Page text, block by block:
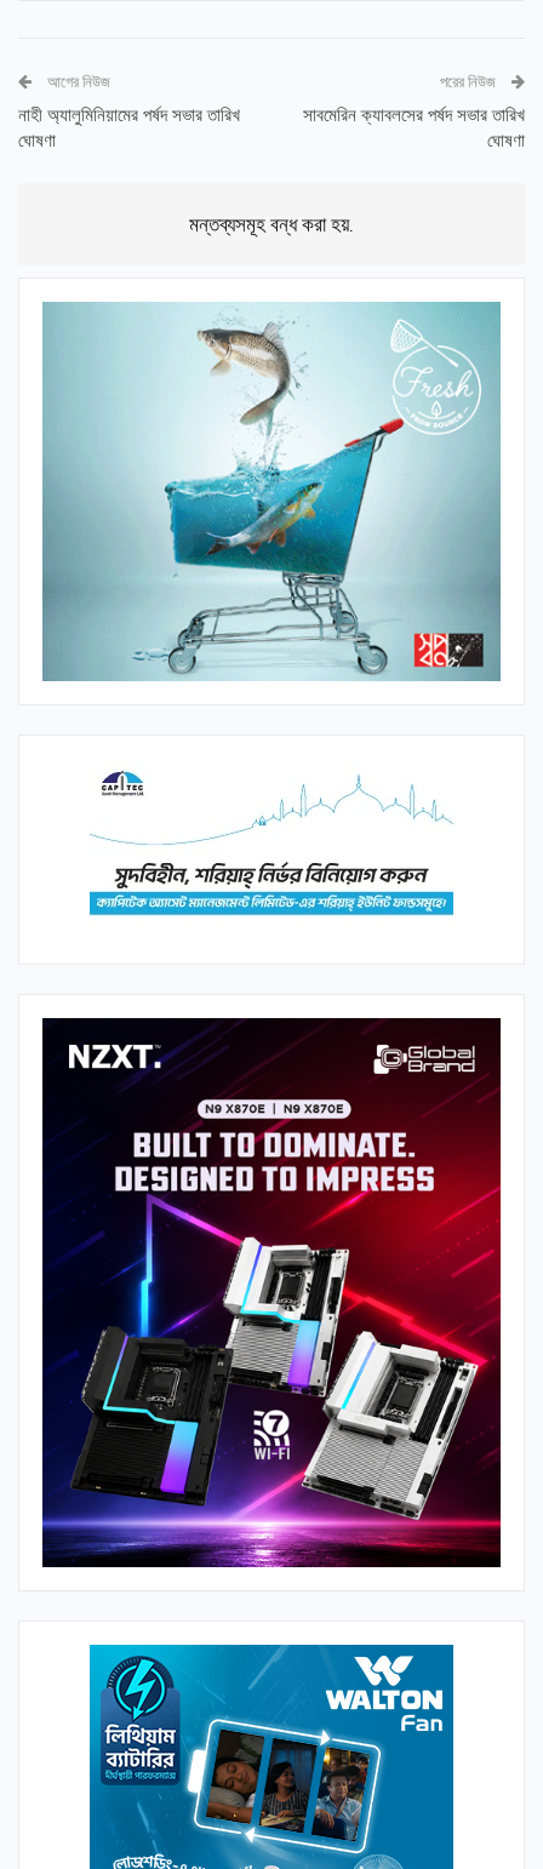
আগের নিউজ
নাহী অ্যালুমিনিয়ামের পর্ষদ সভার তারিখ
ঘোষণা
পরের নিউজ
সাবমেরিন ক্যাবলসের পর্ষদ সভার তারিখ
ঘোষণা
মন্তব্যসমূহ বন্ধ করা হয়.